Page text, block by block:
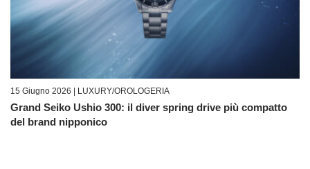
15 Giugno 2026 | LUXURY/OROLOGERIA
Grand Seiko Ushio 300: il diver spring drive più compatto
del brand nipponico